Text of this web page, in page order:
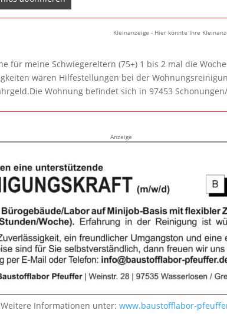
Kleinanzeige - Hier könnte Ihre
für meine Schwiegereltern (75+) 1 bis 2 mal die
wären Hilfestellungen bei der
Wohnung befindet sich in 97453
Anzeige
Weitere Informationen unter:www.baustofflabor-